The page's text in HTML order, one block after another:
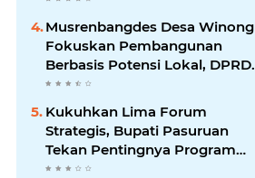
Musrenbangdes Desa Winong
Fokuskan Pembangunan
Berbasis Potensi Lokal, DPRD
Optimistis Meski Dihantam
Kukuhkan Lima Forum
Strategis, Bupati Pasuruan
Tekan Pentingnya Program
Nyata untuk Rakyat